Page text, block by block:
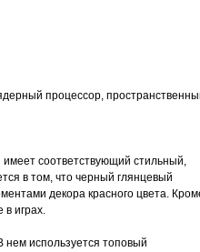
процессор,
соответствующий стильный,
в том, что черный глянцевый
декора красного цвета.
играх.
используется топовый